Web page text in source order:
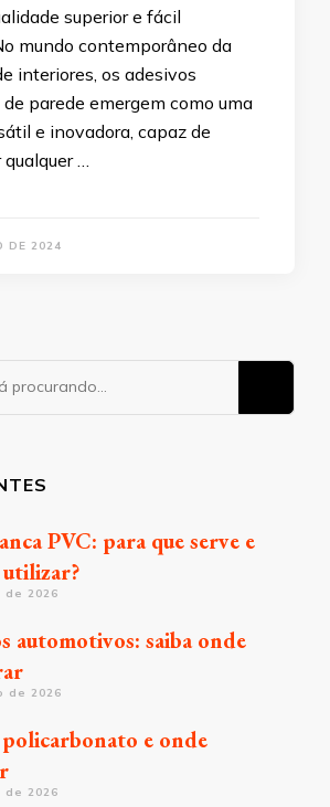
superior e fácil
mundo contemporâneo da
interiores, os adesivos
parede emergem como uma
e inovadora, capaz de
…
DE 2024
PVC: para que serve e
de 2026
automotivos: saiba onde
de 2026
policarbonato e onde
de 2026